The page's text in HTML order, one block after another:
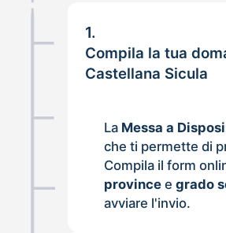
1.
Compila la tua
Castellana Sicula
La Messa a
che ti permette di
Compila il form
province egrado
avviare l'invio.